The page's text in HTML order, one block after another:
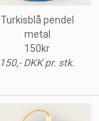
Turkisblå pendel
metal
150kr
150,- DKK pr. stk.